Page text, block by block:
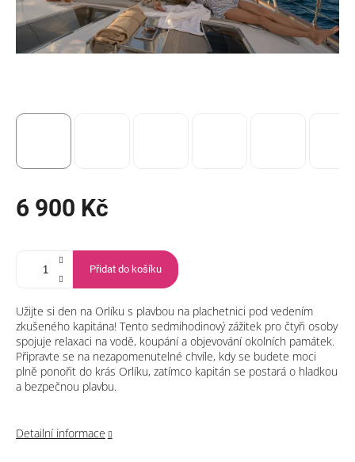
6 900 Kč
Přidat do košíku
Užijte si den na Orlíku s plavbou na plachetnici pod vedením
zkušeného kapitána! Tento sedmihodinový zážitek pro čtyři osoby
spojuje relaxaci na vodě, koupání a objevování okolních památek.
Připravte se na nezapomenutelné chvíle, kdy se budete moci
plně ponořit do krás Orlíku, zatímco kapitán se postará o hladkou
a bezpečnou plavbu.
Detailní informace